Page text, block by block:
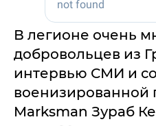
В легионе очень
добровольцев из
интервью СМИ и
военизированной
Marksman Зураб